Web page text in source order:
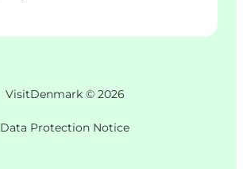
VisitDenmark © 2026
Data Protection Notice